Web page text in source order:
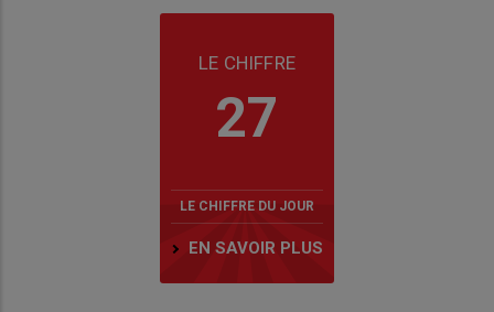
LE CHIFFRE
27
LE CHIFFRE DU JOUR
EN SAVOIR PLUS